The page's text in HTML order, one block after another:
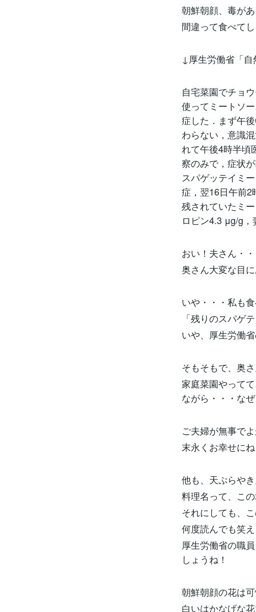
朝鮮朝顔、毒が
間違って食べて
↓厚生労働省「自
自宅菜園でチョ
使ってミートソ
症した．まず午
わらない，意識
れて午後4時半頃
察のみで，症状
スパゲッテイミ
症，翌16日午前2
残されていたミ
ロピン4.3 μg/g，
おい！夫さん・
奥さん大変な目
いや・・・私も
「残りのスパゲ
いや、厚生労働
そもそもで、奥
家庭菜園やって
ながら・・・なぜ
ご夫婦が無事でよ
末永くお幸せにね
他も、天ぷらや
料理名って、こ
それにしても、
何度読んでも笑え
厚生労働省の職
しょうね！
朝鮮朝顔の花は可
白いはかなげな花